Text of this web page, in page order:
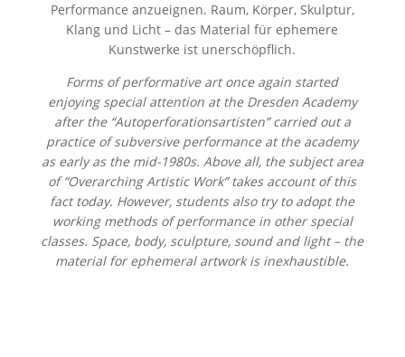
Performance anzueignen. Raum, Körper, Skulptur,
Klang und Licht – das Material für ephemere
Kunstwerke ist unerschöpflich.
Forms of performative art once again started
enjoying special attention at the Dresden Academy
after the “Autoperforationsartisten” carried out a
practice of subversive performance at the academy
as early as the mid-1980s. Above all, the subject area
of “Overarching Artistic Work” takes account of this
fact today. However, students also try to adopt the
working methods of performance in other special
classes. Space, body, sculpture, sound and light – the
material for ephemeral artwork is inexhaustible.